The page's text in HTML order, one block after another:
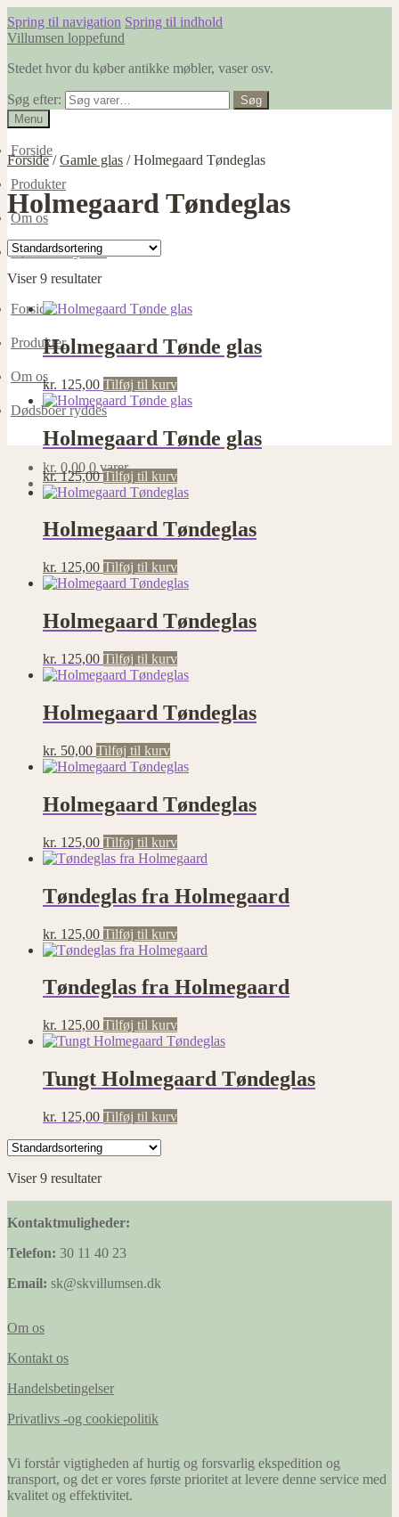
Spring til navigation Spring til indhold
Villumsen loppefund
Stedet hvor du køber antikke møbler, vaser osv.
Søg efter:
Søg
Menu
Forside
Produkter
Om os
Dødsboer ryddes
Forside
Produkter
Om os
Dødsboer ryddes
kr. 0,00 0 varer
Forside/Gamle glas /Holmegaard Tøndeglas
Holmegaard Tøndeglas
Viser 9 resultater
Holmegaard Tønde glas
kr. 125,00 Tilføj til kurv
Holmegaard Tønde glas
kr.125,00 Tilføj til kurv
Holmegaard Tøndeglas
kr. 125,00 Tilføj til kurv
Holmegaard Tøndeglas
kr. 125,00 Tilføj til kurv
Holmegaard Tøndeglas
kr. 50,00 Tilføj til kurv
Holmegaard Tøndeglas
kr. 125,00 Tilføj til kurv
Tøndeglas fra Holmegaard
kr. 125,00 Tilføj til kurv
Tøndeglas fra Holmegaard
kr. 125,00 Tilføj til kurv
Tungt Holmegaard Tøndeglas
kr. 125,00 Tilføj til kurv
Viser 9 resultater
Kontaktmuligheder:
Telefon: 30 11 40 23
Email: sk@skvillumsen.dk
Om os
Kontakt os
Handelsbetingelser
Privatlivs -og cookiepolitik
Vi forstår vigtigheden af hurtig og forsvarlig ekspedition og
transport, og det er vores første prioritet at levere denne service med
kvalitet og effektivitet.